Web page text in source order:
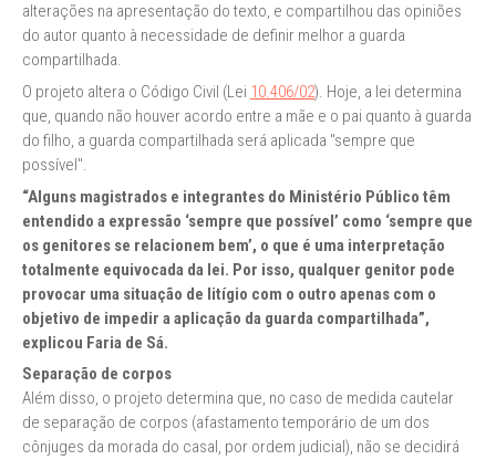
alterações na apresentação do texto, e compartilhou das opiniões
do autor quanto à necessidade de definir melhor a guarda
compartilhada.
O projeto altera o Código Civil (Lei 10.406/02). Hoje, a lei determina
que, quando não houver acordo entre a mãe e o pai quanto à guarda
do filho, a guarda compartilhada será aplicada "sempre que
possível".
“Alguns magistrados e integrantes do Ministério Público têm
entendido a expressão ‘sempre que possível’ como ‘sempre que
os genitores se relacionem bem’, o que é uma interpretação
totalmente equivocada da lei. Por isso, qualquer genitor pode
provocar uma situação de litígio com o outro apenas com o
objetivo de impedir a aplicação da guarda compartilhada”,
explicou Faria de Sá.
Separação de corpos
Além disso, o projeto determina que, no caso de medida cautelar
de separação de corpos (afastamento temporário de um dos
cônjuges da morada do casal, por ordem judicial), não se decidirá